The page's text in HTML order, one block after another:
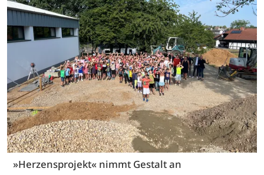
»Herzensprojekt« nimmt Gestalt an